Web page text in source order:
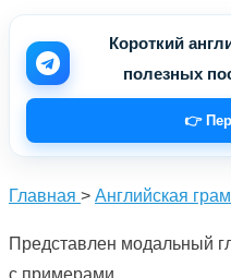
Короткий
полезных
👉
Главная > Английская
Представлен модальный
с примерами.